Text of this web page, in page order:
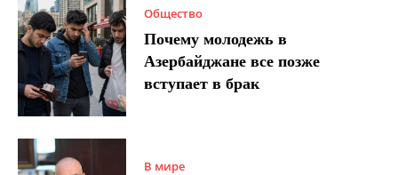
Общество
Почему молодежь в
Азербайджане все позже
вступает в брак
В мире